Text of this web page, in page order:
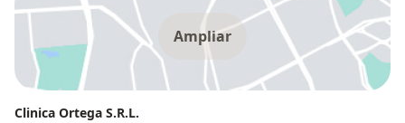
Ampliar
Clinica Ortega S.R.L.